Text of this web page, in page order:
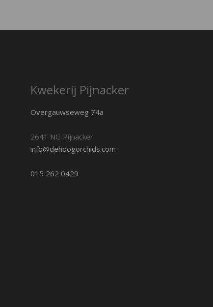
Kwekerij Pijnacker
Overgauwseweg 74a
2641 NG Pijnacker
info@dehoogorchids.com
015 262 0429